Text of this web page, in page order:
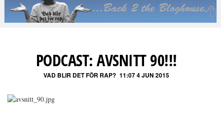
PODCAST: AVSNITT 90!!!
VAD BLIR DET FÖR RAP? 11:07 4 JUN 2015